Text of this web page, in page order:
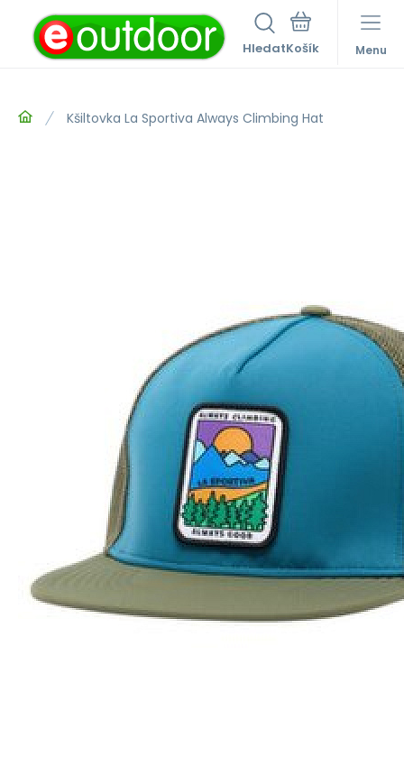
Hledat Menu
Kšiltovka La Sportiva Always Climbing Hat